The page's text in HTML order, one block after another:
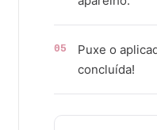
05
Puxe o
concluída!